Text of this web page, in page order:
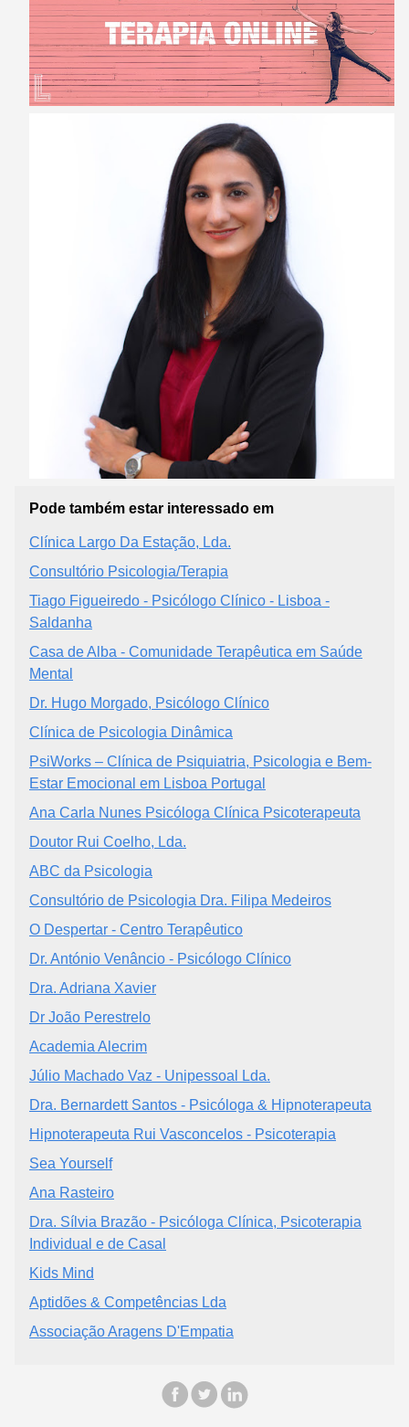
Pode também estar interessado em
Clínica Largo Da Estação, Lda.
Consultório Psicologia/Terapia
Tiago Figueiredo - Psicólogo Clínico - Lisboa -
Saldanha
Casa de Alba - Comunidade Terapêutica em Saúde
Mental
Dr. Hugo Morgado, Psicólogo Clínico
Clínica de Psicologia Dinâmica
PsiWorks – Clínica de Psiquiatria, Psicologia e Bem-
Estar Emocional em Lisboa Portugal
Ana Carla Nunes Psicóloga Clínica Psicoterapeuta
Doutor Rui Coelho, Lda.
ABC da Psicologia
Consultório de Psicologia Dra. Filipa Medeiros
O Despertar - Centro Terapêutico
Dr. António Venâncio - Psicólogo Clínico
Dra. Adriana Xavier
Dr João Perestrelo
Academia Alecrim
Júlio Machado Vaz - Unipessoal Lda.
Dra. Bernardett Santos - Psicóloga & Hipnoterapeuta
Hipnoterapeuta Rui Vasconcelos - Psicoterapia
Sea Yourself
Ana Rasteiro
Dra. Sílvia Brazão - Psicóloga Clínica, Psicoterapia
Individual e de Casal
Kids Mind
Aptidões & Competências Lda
Associação Aragens D'Empatia